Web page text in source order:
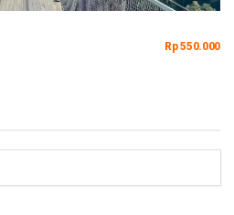
Rp 550.000